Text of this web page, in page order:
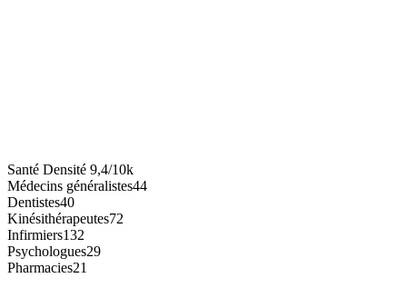
Santé Densité 9,4/10k
Médecins généralistes44
Dentistes40
Kinésithérapeutes72
Infirmiers132
Psychologues29
Pharmacies21